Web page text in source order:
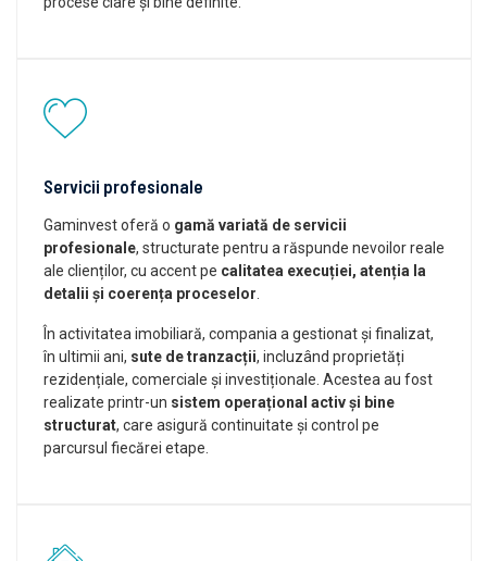
Servicii profesionale
Gaminvest oferă o gamă variată de servicii
profesionale, structurate pentru a răspunde nevoilor reale
ale clienților, cu accent pe calitatea execuției, atenția la
detalii și coerența proceselor
În activitatea imobiliară, compania a gestionat și finalizat,
în ultimii ani, sute de tranzacții, incluzând proprietăți
rezidențiale, comerciale și investiționale. Acestea au fost
realizate printr-un sistem operațional activ și bine
structurat, care asigură continuitate și control pe
parcursul fiecărei etape.